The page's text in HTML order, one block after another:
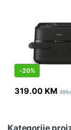
-20%
319.00 KM